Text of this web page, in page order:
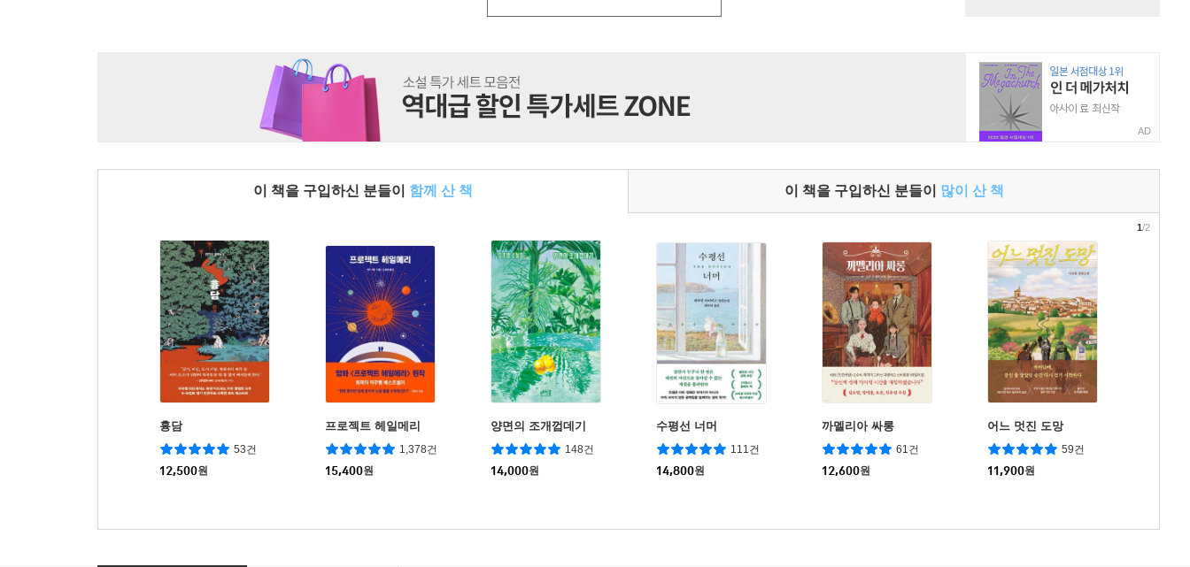
AD
이 책을 구입하신 분들이 함께 산 책 이 책을 구입하신 분들이 많이 산 책
흉담
53건
12,500원
프로젝트 헤일메리
1,378건
15,400원
양면의 조개껍데기
148건
14,000원
수평선 너머
111건
14,800원
까멜리아 싸롱
61건
12,600원
어느 멋진 도망
59건
11,900원
1/2